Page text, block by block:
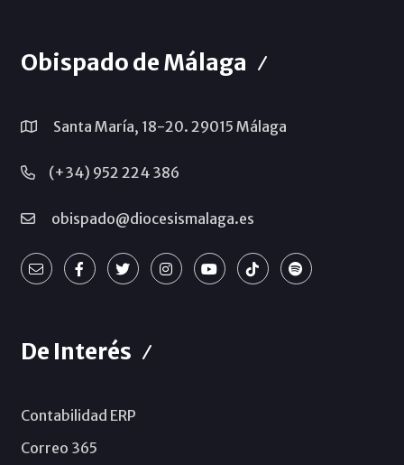
Obispado de Málaga
Santa María, 18-20. 29015 Málaga
(+34) 952 224 386
obispado@diocesismalaga.es
De Interés
Contabilidad ERP
Correo 365